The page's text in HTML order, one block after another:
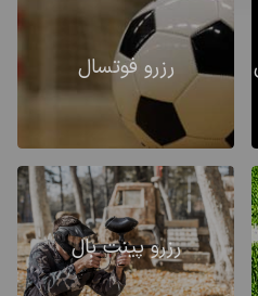
رزرو فوتسال
رزرو پینت بال